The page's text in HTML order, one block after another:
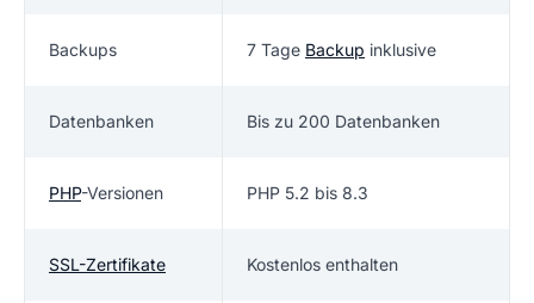
Backups 7 Tage Backup inklusive
Datenbanken Bis zu 200 Datenbanken
PHP-Versionen PHP 5.2 bis 8.3
SSL-Zertifikate Kostenlos enthalten